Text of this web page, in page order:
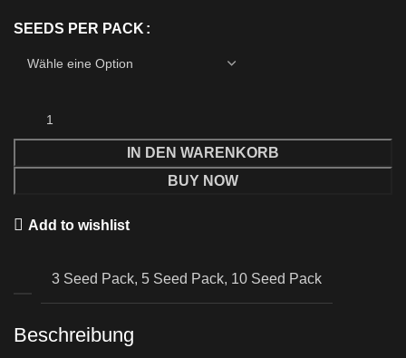
SEEDS PER PACK
IN DEN WARENKORB
BUY NOW
Add to wishlist
3 Seed Pack, 5 Seed Pack, 10 Seed Pack
Beschreibung